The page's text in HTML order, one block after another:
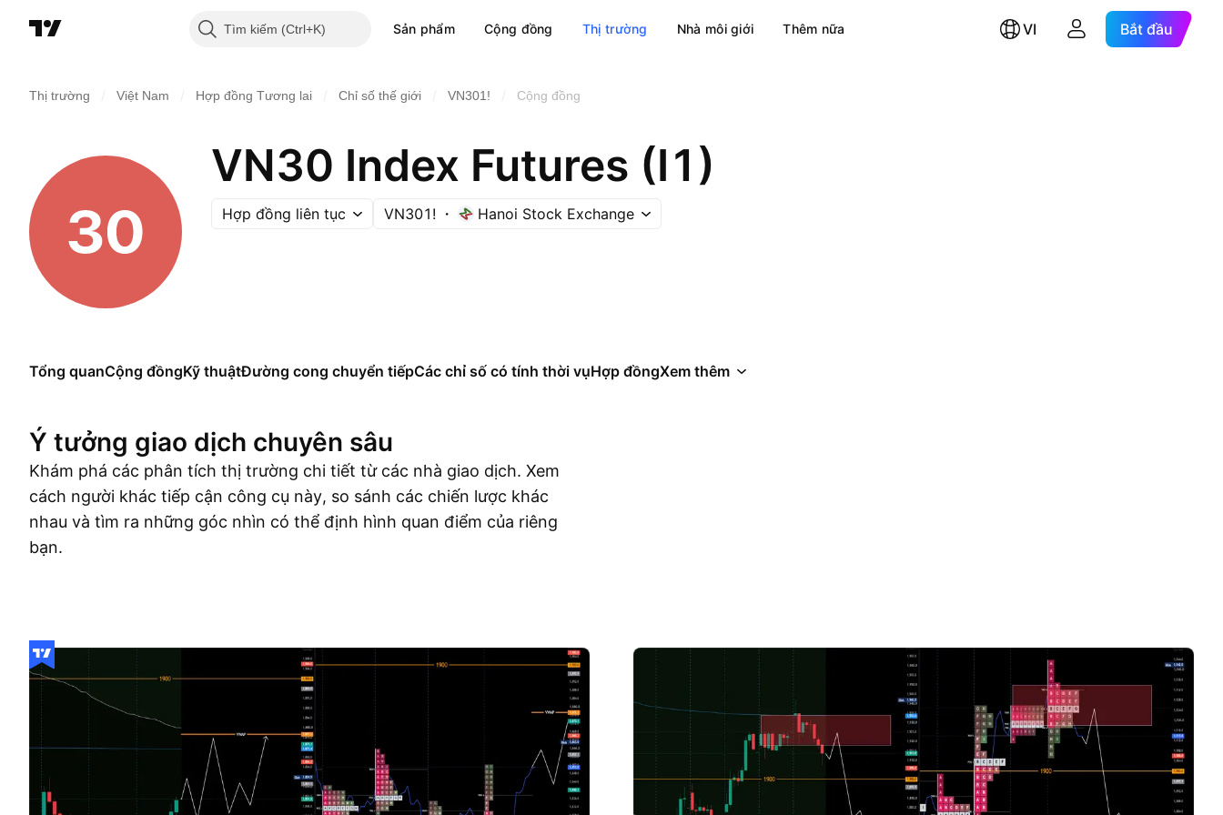
Tìm kiếm Sản phẩm Cộng đồng Thị trường Nhà môi giới Thêm nữa VI Bắt đầu
Thị trường Việt Nam Hợp đồng Tương lai Chỉ số thế giới VN301! Cộng đồng
VN30 Index Futures (I1)
Hợp đồng liên tục VN301! Hanoi Stock Exchange
Tổng quanCộng đồngKỹ thuậtĐường cong chuyển tiếpCác chỉ số có tính thời vụHợp đồngXem thêm
Ý tưởng giao dịch chuyên sâu
Khám phá các phân tích thị trường chi tiết từ các nhà giao dịch. Xem
cách người khác tiếp cận công cụ này, so sánh các chiến lược khác
nhau và tìm ra những góc nhìn có thể định hình quan điểm của riêng
bạn.